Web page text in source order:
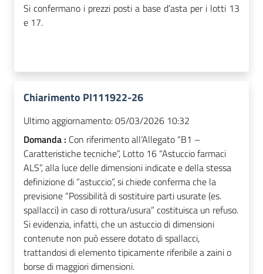
Si confermano i prezzi posti a base d’asta per i lotti 13
e 17.
Chiarimento PI111922-26
Ultimo aggiornamento:05/03/2026 10:32
Domanda : Con riferimento all’Allegato “B1 –
Caratteristiche tecniche”, Lotto 16 “Astuccio farmaci
ALS”, alla luce delle dimensioni indicate e della stessa
definizione di “astuccio”, si chiede conferma che la
previsione “Possibilità di sostituire parti usurate (es.
spallacci) in caso di rottura/usura” costituisca un refuso.
Si evidenzia, infatti, che un astuccio di dimensioni
contenute non può essere dotato di spallacci,
trattandosi di elemento tipicamente riferibile a zaini o
borse di maggiori dimensioni.